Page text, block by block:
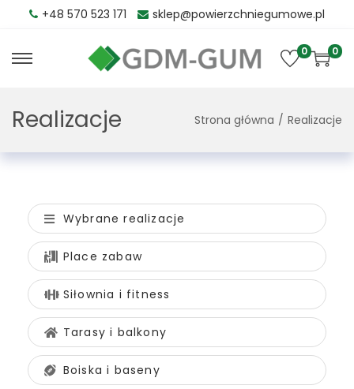
+48 570 523 171 sklep@powierzchniegumowe.pl
0 0
Realizacje Strona główna / Realizacje
Wybrane realizacje
Place zabaw
Siłownia i fitness
Tarasy i balkony
Boiska i baseny